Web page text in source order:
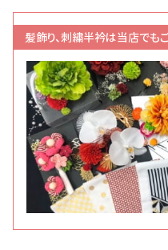
髪飾り、刺繍半衿は当店でも